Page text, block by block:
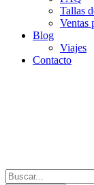
Tallas
Ventas
Blog
Viajes
Contacto